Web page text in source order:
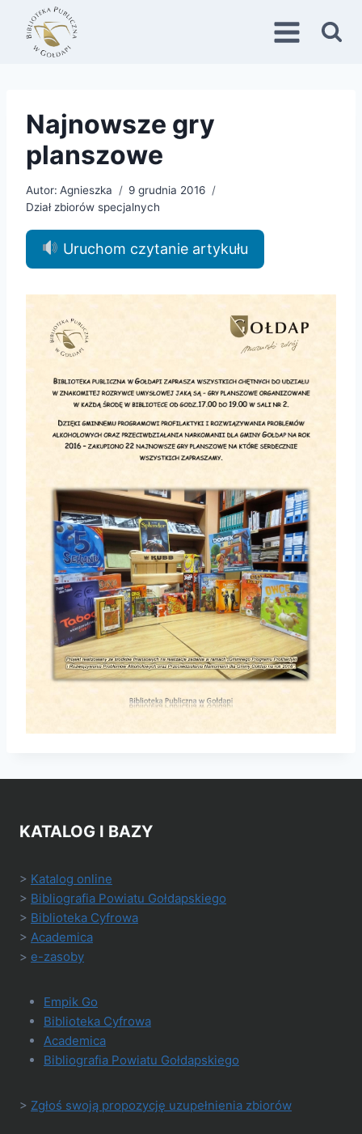
Przejdź
treści
Najnowsze gry
planszowe
Autor: Agnieszka
9 grudnia 2016
Dział zbiorów specjalnych
Uruchom czytanie artykułu
KATALOG I BAZY
> Katalog online
> Bibliografia Powiatu Gołdapskiego
> Biblioteka Cyfrowa
> Academica
> e-zasoby
Empik Go
Biblioteka Cyfrowa
Academica
Bibliografia Powiatu Gołdapskiego
> Zgłoś swoją propozycję uzupełnienia zbiorów